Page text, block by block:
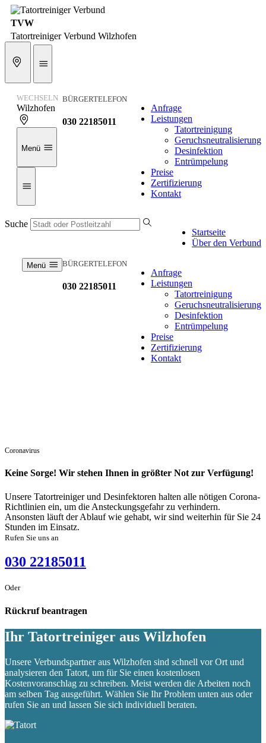
TVW
Tatortreiniger Verbund Wilzhofen
Anfrage
Leistungen
Tatortreinigung
Geruchsneutralisierung
Desinfektion
Entrümpelung
Preise
Zertifizierung
Kontakt
BÜRGERTELEFON
030 22185011
WECHSELN
Wilzhofen
Menü
Startseite
Über den Verbund
Suche
Anfrage
Leistungen
Tatortreinigung
Geruchsneutralisierung
Desinfektion
Entrümpelung
Preise
Zertifizierung
Kontakt
BÜRGERTELEFON
030 22185011
Menü
Coronavirus
Keine Sorge! Wir stehen Ihnen in größter Not zur Verfügung!
Unsere Tatortreiniger und Desinfektoren halten alle nötigen Corona-
Richtlinien ein, um die Ansteckungsgefahr zu verhindern.
Ansonsten läuft der Ablauf wie gehabt, wir sind weiterhin für Sie 24
Stunden im Einsatz.
Rufen Sie uns an
030 22185011
Oder
Rückruf beantragen
Ihr Tatortreiniger aus Wilzhofen
Unsere Verbundspartner aus Wilzhofen sind schnell vor Ort und
analysieren den Tatort, um für Sie einen kostenlosen
Kostenvoranschlag zu schreiben. Meist werden die Arbeiten noch
am selben Tag ausgeführt. Wählen Sie Ihr Problem unten aus oder
rufen Sie an und lassen Sie sich individuell beraten.